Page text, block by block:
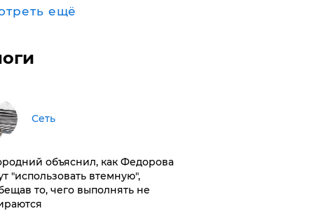
ещё
Сеть
объяснил, как Федорова
"использовать втемную",
то, чего выполнять не